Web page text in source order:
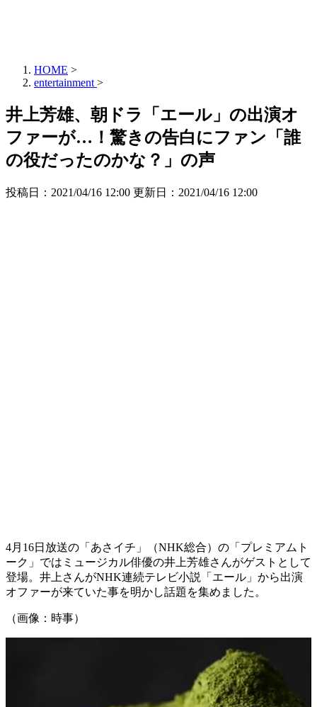
HOME >
entertainment >
井上芳雄、朝ドラ「エール」の出演オ
ファーが…！驚きの告白にファン「誰
の役だったのかな？」の声
投稿日：2021/04/16 12:00 更新日： 2021/04/16 12:00
4月16日放送の「あさイチ」（NHK総合）の「プレミアムト
ーク」ではミュージカル俳優の井上芳雄さんがゲストとして
登場。井上さんがNHK連続テレビ小説「エール」から出演
オファーが来ていた事を明かし話題を集めました。
（画像：時事）